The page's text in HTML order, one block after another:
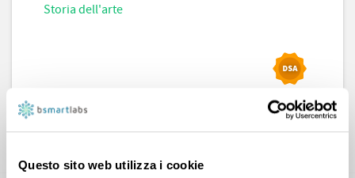
Questo sito web utilizza i cookie
Storia dell'arte
CONTATTA